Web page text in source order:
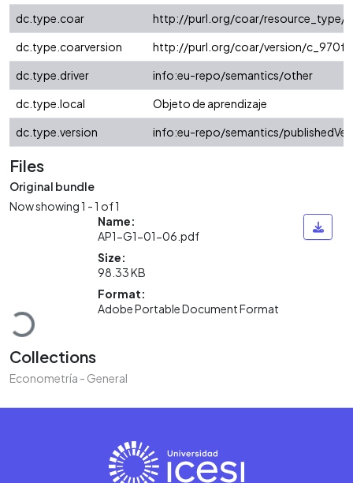
dc.type.coar
http://purl.org/coar/resource_type/
dc.type.coarversion
http://purl.org/coar/version/
dc.type.driver
info:eu-repo/semantics/other
dc.type.local
Objeto de aprendizaje
dc.type.version
info:eu-repo/semantics/
Files
Original bundle
Now showing1 - 1 of 1
Name:
AP1-G1-01-06.pdf
Size:
98.33 KB
Format:
Adobe Portable Document Format
Collections
Econometría - General